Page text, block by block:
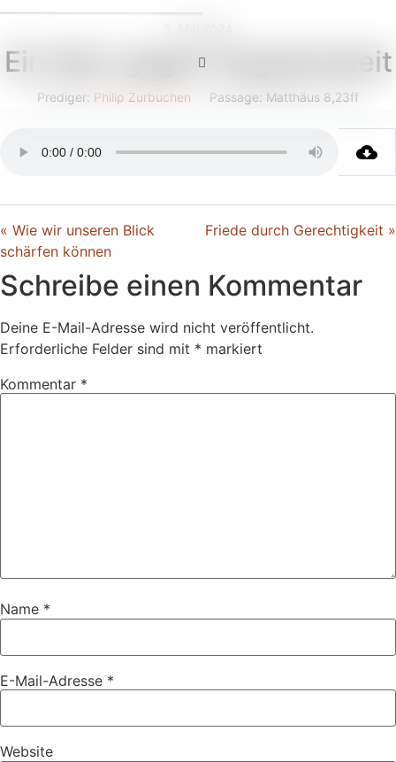
Ein Wort gegen Ängstlichkeit
Prediger: Philip Zurbuchen Passage: Matthäus 8,23ff
« Wie wir unseren Blick
schärfen können
Friede durch Gerechtigkeit »
Schreibe einen Kommentar
Deine E-Mail-Adresse wird nicht veröffentlicht.
Erforderliche Felder sind mit * markiert
Kommentar *
Name *
E-Mail-Adresse *
Website